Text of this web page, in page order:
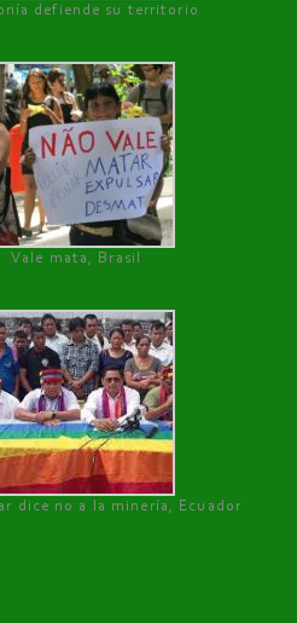
defiende su territorio
Vale mata, Brasil
dice no a la minería, Ecuador